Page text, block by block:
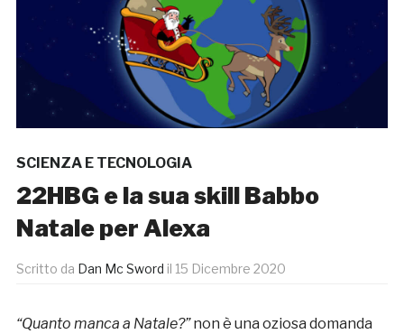
SCIENZA E TECNOLOGIA
22HBG e la sua skill Babbo
Natale per Alexa
Scritto da Dan Mc Sword il 15 Dicembre 2020
“Quanto manca a Natale?”non è una oziosa domanda